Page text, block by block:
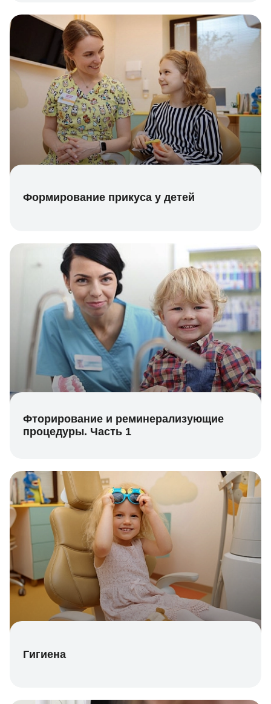
Формирование прикуса у детей
Фторирование и реминерализующие
процедуры. Часть 1
Гигиена